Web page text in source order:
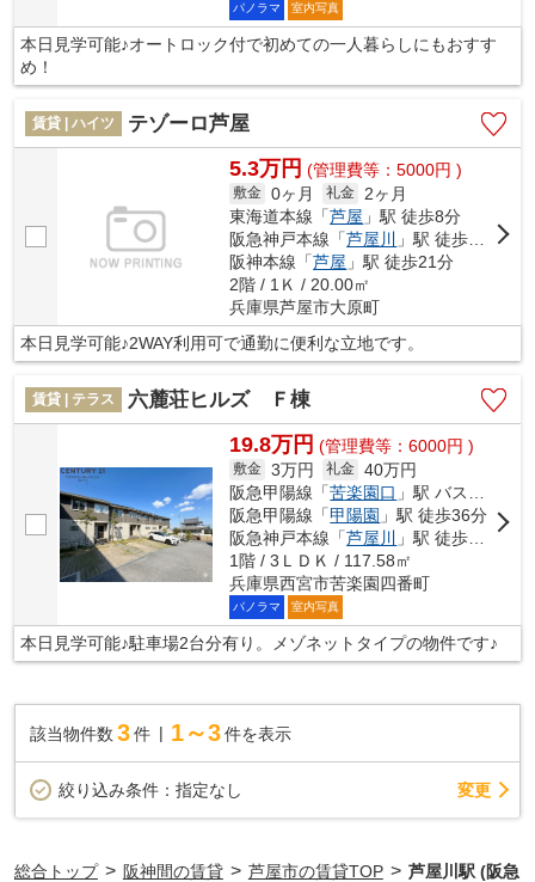
パノラマ 室内写真
本日見学可能♪オートロック付で初めての一人暮らしにもおすす
め！
賃貸 | ハイツ テゾーロ芦屋
5.3万円 (管理費等：5000円 )
敷金 0ヶ月 礼金
2ヶ月
東海道本線「芦屋 」駅 徒歩8分
阪急神戸本線「芦屋川
」駅 徒歩11分
阪神本線「芦屋 」駅 徒歩21分
2階 / 1Ｋ / 20.00㎡
兵庫県芦屋市大原町
本日見学可能♪2WAY利用可で通勤に便利な立地です。
賃貸 | テラス 六麓荘ヒルズ Ｆ棟
19.8万円 (管理費等：6000円 )
敷金 3万円 礼金 40万円
阪急甲陽線「苦楽園口 」駅 バス6分 「苦楽園」 停歩10分
阪急甲陽線「甲陽園 」駅 徒歩36分
阪急神戸本線「芦屋川
」駅 徒歩43分
1階 / 3ＬＤＫ / 117.58㎡
兵庫県西宮市苦楽園四番町
パノラマ 室内写真
本日見学可能♪駐車場2台分有り。メゾネットタイプの物件です♪
該当物件数 3件 1～3 件を表示
絞り込み条件： 指定なし 変更
総合トップ > 阪神間の賃貸 > 芦屋市の賃貸TOP > 芦屋川駅 (阪急